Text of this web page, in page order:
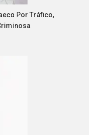
Por Tráfico,